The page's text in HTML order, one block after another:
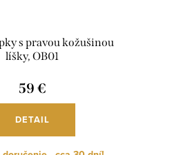
s pravou kožušinou
líšky, OB01
59 €
DETAIL